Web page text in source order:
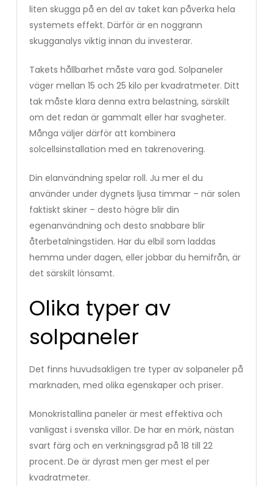
liten skugga på en del av taket kan påverka hela
systemets effekt. Därför är en noggrann
skugganalys viktig innan du investerar.
Takets hållbarhet måste vara god. Solpaneler
väger mellan 15 och 25 kilo per kvadratmeter. Ditt
tak måste klara denna extra belastning, särskilt
om det redan är gammalt eller har svagheter.
Många väljer därför att kombinera
solcellsinstallation med en takrenovering.
Din elanvändning spelar roll. Ju mer el du
använder under dygnets ljusa timmar – när solen
faktiskt skiner – desto högre blir din
egenanvändning och desto snabbare blir
återbetalningstiden. Har du elbil som laddas
hemma under dagen, eller jobbar du hemifrån, är
det särskilt lönsamt.
Olika typer av
solpaneler
Det finns huvudsakligen tre typer av solpaneler på
marknaden, med olika egenskaper och priser.
Monokristallina paneler är mest effektiva och
vanligast i svenska villor. De har en mörk, nästan
svart färg och en verkningsgrad på 18 till 22
procent. De är dyrast men ger mest el per
kvadratmeter.